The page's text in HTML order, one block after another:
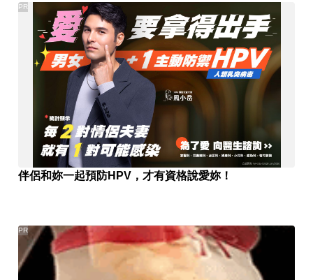
伴侶和妳一起預防HPV，才有資格說愛妳！
PR
PR